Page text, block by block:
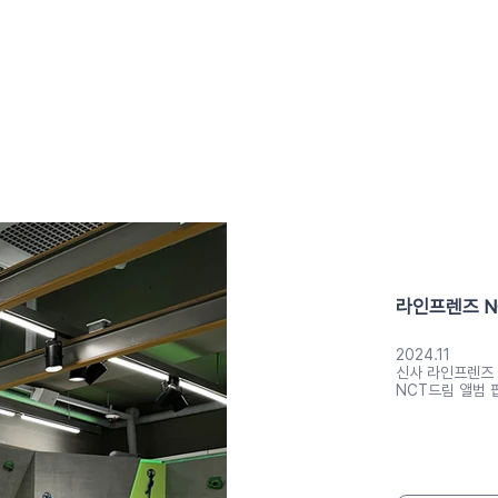
라인프렌즈
2024.11
신사 라인프렌
NCT드림 앨범